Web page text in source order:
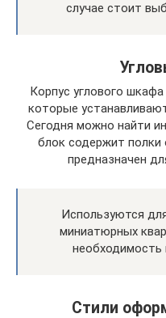
случае стоит
Корпус углового
которые
Сегодня можно найти
блок содержит полки
предназначен
Используются
миниатюрных
необходимость
Стили